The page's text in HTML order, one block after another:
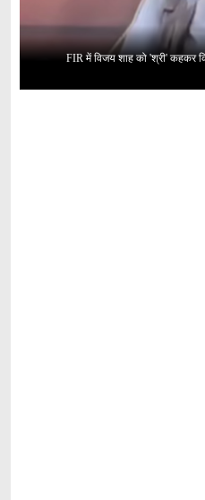
FIR में विजय शाह को 'श्री' कहकर